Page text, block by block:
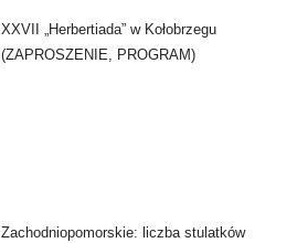
XXVII „Herbertiada” w Kołobrzegu
(ZAPROSZENIE, PROGRAM)
Zachodniopomorskie: liczba stulatków